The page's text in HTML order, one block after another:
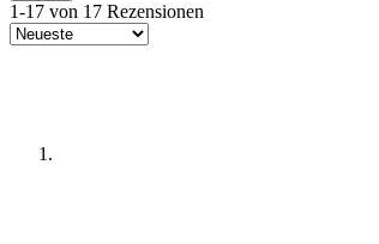
1-17 von 17 Rezensionen